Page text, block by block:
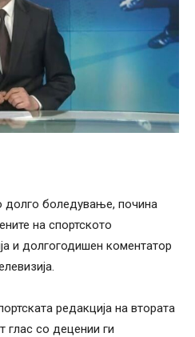
долго боледување, почина
на спортското
и долгогодишен коментатор
редакција на втората
глас со децении ги